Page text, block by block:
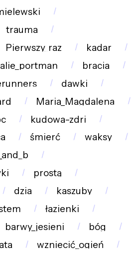
trauma
Pierwszy_raz
kadar
bracia
dawki
Maria_Magdalena
kudowa-zdrj
śmierć
waksy
prostą
dzia
kaszuby
łazienki
barwy_jesieni
bóg
wzniecić_ogień